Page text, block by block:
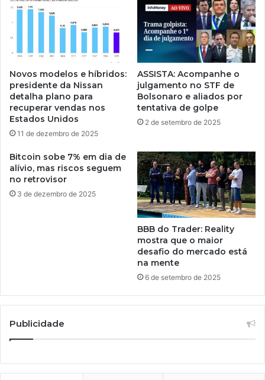
Novos modelos e híbridos:
presidente da Nissan
detalha plano para
recuperar vendas nos
Estados Unidos
11 de dezembro de 2025
ASSISTA: Acompanhe o
julgamento no STF de
Bolsonaro e aliados por
tentativa de golpe
2 de setembro de 2025
Bitcoin sobe 7% em dia de
alívio, mas riscos seguem
no retrovisor
3 de dezembro de 2025
BBB do Trader: Reality
mostra que o maior
desafio do mercado está
na mente
6 de setembro de 2025
Publicidade